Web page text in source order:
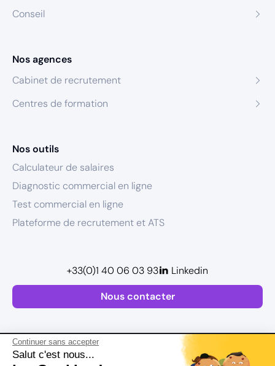
Continuer sans accepter
Salut c'est nous...
Conseil
Nos agences
Cabinet de recrutement
Centres de formation
Nos outils
Calculateur de salaires
Diagnostic commercial en ligne
Test commercial en ligne
Plateforme de recrutement et ATS
Nous contacter
+33(0)1 40 06 03 93 Linkedin